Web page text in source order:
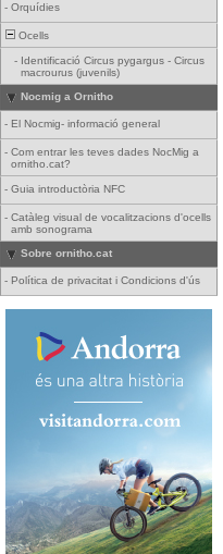
- Orquídies
Ocells
- Identificació Circus pygargus - Circus
macrourus (juvenils)
Nocmig a Ornitho
- El Nocmig- informació general
- Com entrar les teves dades NocMig a
ornitho.cat?
- Guia introductòria NFC
- Catàleg visual de vocalitzacions d'ocells
amb sonograma
Sobre ornitho.cat
- Política de privacitat i Condicions d'ús